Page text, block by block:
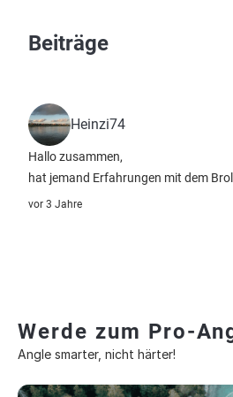
Beiträge
Heinzi74
Hallo zusammen,
hat jemand Erfahrungen mit dem
vor 3 Jahre
Werde zum Pro-
Angle smarter, nicht härter!